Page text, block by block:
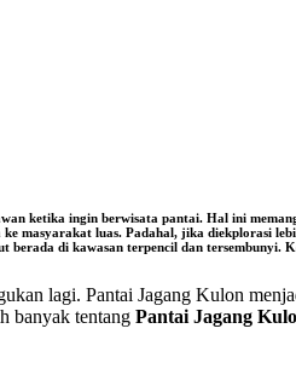
ketika ingin berwisata pantai. Hal ini
masyarakat luas. Padahal, jika diekplorasi
di kawasan terpencil dan tersembunyi.
lagi. Pantai Jagang Kulon
banyak tentang Pantai Jagang